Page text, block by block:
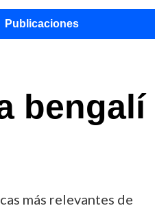
Publicaciones
bengalí
más relevantes de